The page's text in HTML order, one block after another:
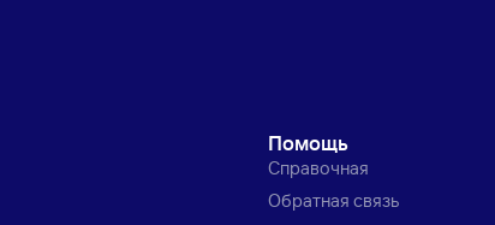
Помощь
Справочная
Обратная связь